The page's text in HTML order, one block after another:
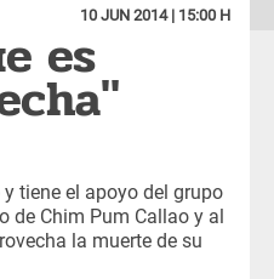
10 JUN 2014 | 15:00 H
es
tiene el apoyo del grupo
de Chim Pum Callao y al
la muerte de su